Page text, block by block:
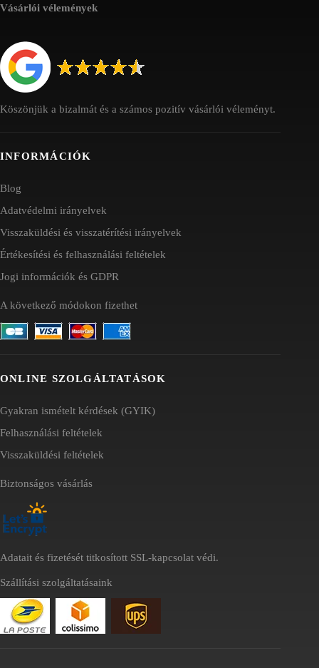
Vásárlói vélemények
Köszönjük a bizalmát és a számos pozitív vásárlói véleményt.
INFORMÁCIÓK
Blog
Adatvédelmi irányelvek
Visszaküldési és visszatérítési irányelvek
Értékesítési és felhasználási feltételek
Jogi információk és GDPR
A következő módokon fizethet
ONLINE SZOLGÁLTATÁSOK
Gyakran ismételt kérdések (GYIK)
Felhasználási feltételek
Visszaküldési feltételek
Biztonságos vásárlás
Adatait és fizetését titkosított SSL-kapcsolat védi.
Szállítási szolgáltatásaink